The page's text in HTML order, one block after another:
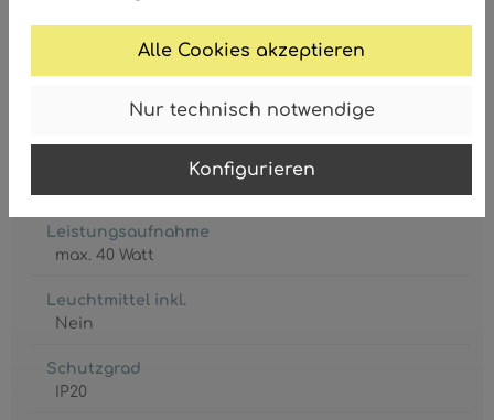
Alle Cookies akzeptieren
Nur technisch notwendige
Konfigurieren
Leistungsaufnahme
max. 40 Watt
Leuchtmittel inkl.
Nein
Schutzgrad
IP20